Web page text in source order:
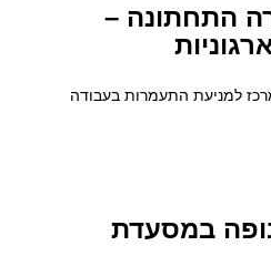
התחתונה –
למניעת התעמרות בעבודה
במסעדת